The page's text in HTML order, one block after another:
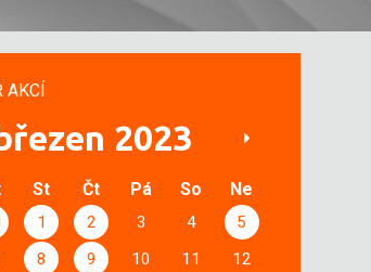
AKCÍ
2023
St Čt Pá So Ne
1 2 3 4
5
8 9 10 11
12